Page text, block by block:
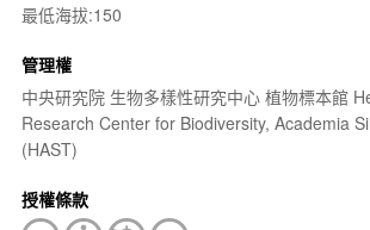
最低海拔:150
管理權
中央研究院 生物多樣性研究中心 植物標本館
Research Center for Biodiversity, Academia
(HAST)
授權條款